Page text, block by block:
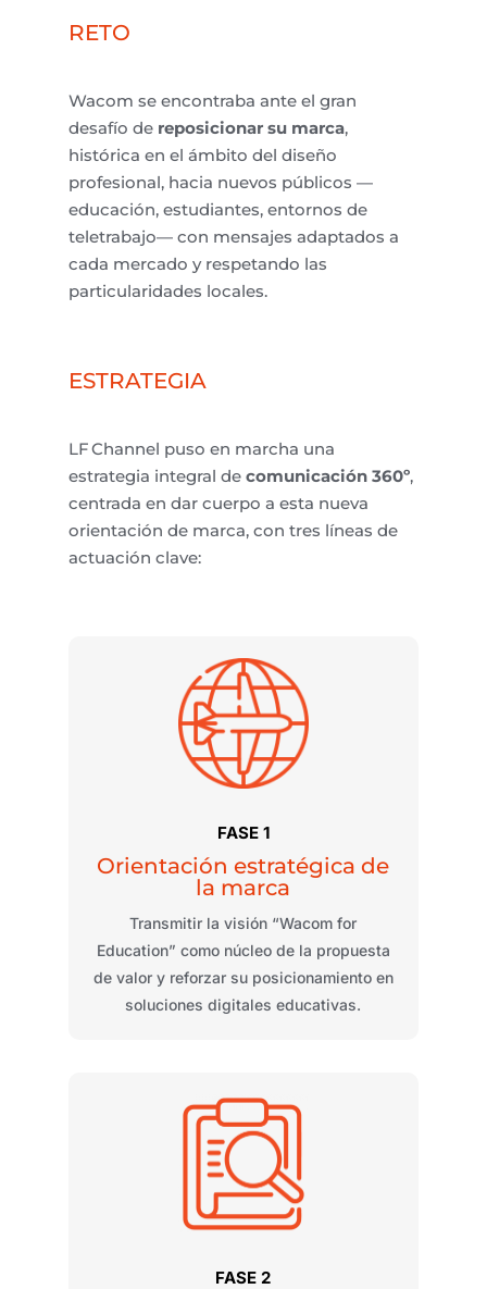
RETO
Wacom se encontraba ante el gran
desafío de reposicionar su marca,
histórica en el ámbito del diseño
profesional, hacia nuevos públicos —
educación, estudiantes, entornos de
teletrabajo— con mensajes adaptados a
cada mercado y respetando las
particularidades locales.
ESTRATEGIA
LFChannel puso en marcha una
estrategia integral de comunicación 360º,
centrada en dar cuerpo a esta nueva
orientación de marca, con tres líneas de
actuación clave:
FASE 1
Orientación estratégica de
la marca
Transmitir la visión “Wacomfor
Education” como núcleo de la propuesta
de valor y reforzar su posicionamiento en
soluciones digitales educativas.
FASE 2